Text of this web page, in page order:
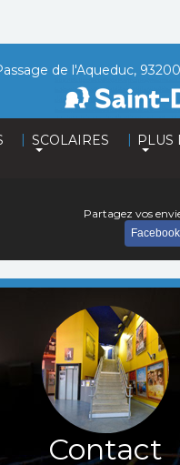
| SCOLAIRES | PLUS
de l'Aqueduc,
Partagez vos
Facebook
Contact